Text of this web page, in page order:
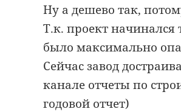
Ну а дешево так,
Т.к. проект начинался
было максимально
Сейчас завод
канале отчеты по
годовой отчет)